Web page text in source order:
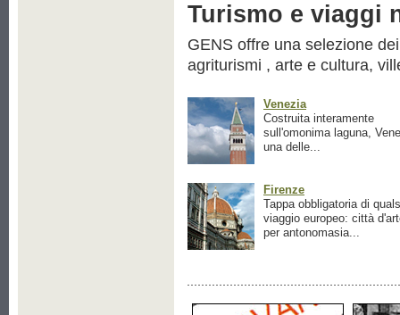
Turismo e viaggi
GENS offre una selezione
agriturismi , arte e cultura,
Venezia
Costruita interamente
sull'omonima laguna,
una delle...
Firenze
Tappa obbligatoria di
viaggio europeo: città
per antonomasia...